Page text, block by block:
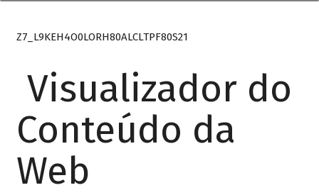
Z7_L9KEH4O0LORH80ALCLTPF80S21
Visualizador do
Conteúdo da
Web